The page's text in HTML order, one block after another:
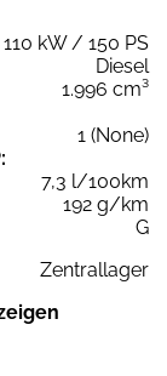
110 kW / 150 PS
Diesel
1.996 cm³
1 (None)
7,3 l/100km
192 g/km
G
Zentrallager